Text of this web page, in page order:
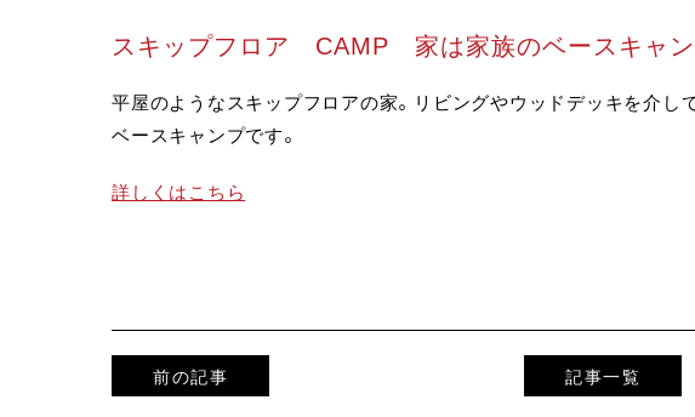
スキップフロア CAMP 家は家族のベースキャ
平屋のようなスキップフロアの家。リビングやウッドデッキを介
ベースキャンプです。
詳しくはこちら
前の記事 記事一覧